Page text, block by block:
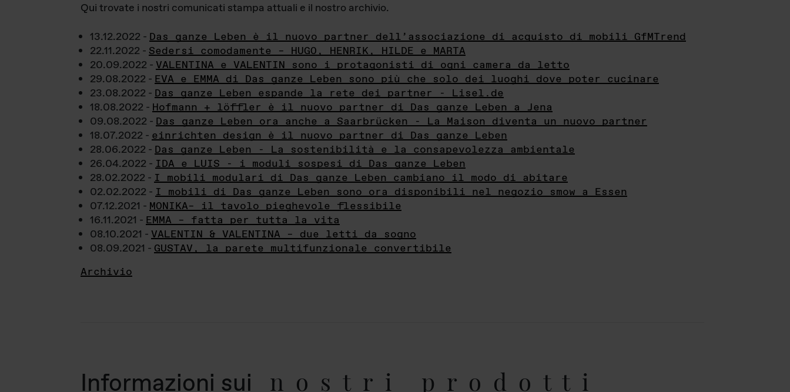
Qui trovate i nostri comunicati stampa attuali e il nostro archivio.
13.12.2022 - Das ganze Leben è il nuovo partner dell’associazione di acquisto di mobili GfMTrend
22.11.2022 - Sedersi comodamente – HUGO, HENRIK, HILDE e MARTA
20.09.2022 - VALENTINA e VALENTIN sono i protagonisti di ogni camera da letto
29.08.2022 - EVA e EMMA di Das ganze Leben sono più che solo dei luoghi dove poter cucinare
23.08.2022 - Das ganze Leben espande la rete dei partner - Lisel.de
18.08.2022 - Hofmann + löffler è il nuovo partner di Das ganze Leben a Jena
09.08.2022 - Das ganze Leben ora anche a Saarbrücken - La Maison diventa un nuovo partner
18.07.2022 - einrichten design è il nuovo partner di Das ganze Leben
28.06.2022 - Das ganze Leben - La sostenibilità e la consapevolezza ambientale
26.04.2022 - IDA e LUIS - i moduli sospesi di Das ganze Leben
28.02.2022 - I mobili modulari di Das ganze Leben cambiano il modo di abitare
02.02.2022 - I mobili di Das ganze Leben sono ora disponibili nel negozio smow a Essen
07.12.2021 - MONIKA– il tavolo pieghevole flessibile
16.11.2021 - EMMA – fatta per tutta la vita
08.10.2021 - VALENTIN & VALENTINA – due letti da sogno
08.09.2021 - GUSTAV, la parete multifunzionale convertibile
Archivio
Informazioni sui nostri prodotti